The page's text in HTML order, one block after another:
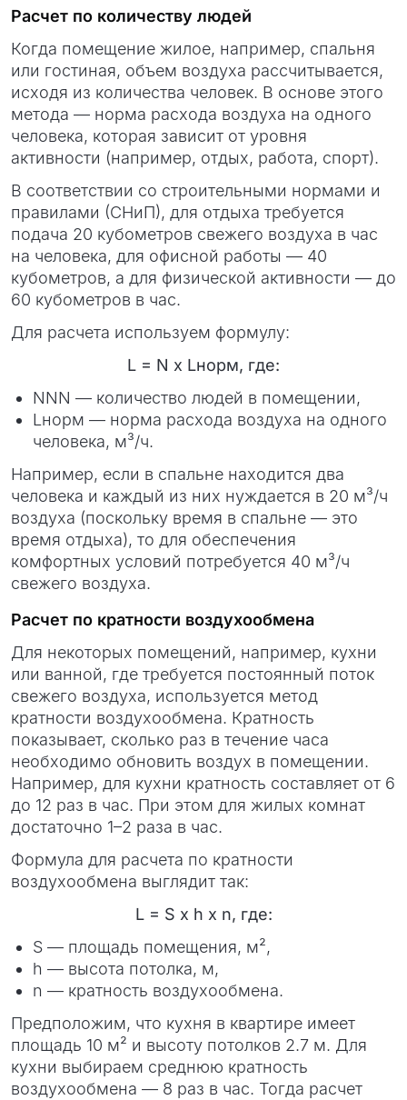
Расчет по количеству людей
Когда помещение жилое, например, спальня
или гостиная, объем воздуха рассчитывается,
исходя из количества человек. В основе этого
метода — норма расхода воздуха на одного
человека, которая зависит от уровня
активности (например, отдых, работа, спорт).
В соответствии со строительными нормами и
правилами (СНиП), для отдыха требуется
подача 20 кубометров свежего воздуха в час
на человека, для офисной работы — 40
кубометров, а для физической активности — до
60 кубометров в час.
Для расчета используем формулу:
L = N х Lнорм, где:
NNN — количество людей в помещении,
Lнорм​ — норма расхода воздуха на одного
человека, м³/ч.
Например, если в спальне находится два
человека и каждый из них нуждается в 20 м³/ч
воздуха (поскольку время в спальне — это
время отдыха), то для обеспечения
комфортных условий потребуется 40 м³/ч
свежего воздуха.
Расчет по кратности воздухообмена
Для некоторых помещений, например, кухни
или ванной, где требуется постоянный поток
свежего воздуха, используется метод
кратности воздухообмена. Кратность
показывает, сколько раз в течение часа
необходимо обновить воздух в помещении.
Например, для кухни кратность составляет от 6
до 12 раз в час. При этом для жилых комнат
достаточно 1–2 раза в час.
Формула для расчета по кратности
воздухообмена выглядит так:
L = S х h х n, где:
S — площадь помещения, м²,
h — высота потолка, м,
n — кратность воздухообмена.
Предположим, что кухня в квартире имеет
площадь 10 м² и высоту потолков 2.7 м. Для
кухни выбираем среднюю кратность
воздухообмена — 8 раз в час. Тогда расчет